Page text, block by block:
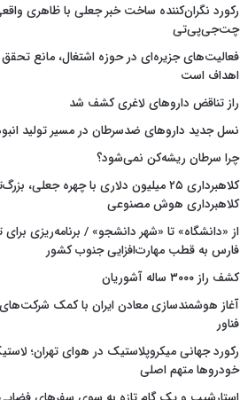
رکورد نگران‌کننده ساخت خبر جعلی با ظاهری
چت‌جی‌پی‌تی
فعالیت‌های جزیره‌ای در حوزه اشتغال، مانع تحقق
اهداف است
راز تناقض داروهای لاغری کشف شد
نسل جدید داروهای ضدسرطان در مسیر تولید
چرا سرطان ریشه‌کن نمی‌شود؟
کلاهبرداری ۲۵ میلیون دلاری با چهره جعلی،
کلاهبرداری هوش مصنوعی
از «دانشگاه» تا «شهر دانشجو» / برنامه‌ریزی برای
فارس به قطب مهارت‌افزایی جنوب کشور
کشف راز ۳۰۰۰ ساله آشوریان
آغاز هوشمندسازی معادن ایران با کمک شرکت‌های
فناور
رکورد جهانی میکروپلاستیک در هوای تهران؛
خودروها متهم اصلی